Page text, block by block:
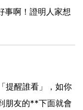
事啊！證明人家想
提醒誰看」，如你
朋友的**下面就會